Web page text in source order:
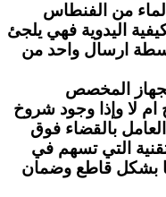
من الفنطاس
اليدوية فهي يلجئ
ارسال واحد من
المخصص
لا وإذا وجود شروخ
بالقضاء فوق
التي تسهم في
بشكل قاطع وضمان